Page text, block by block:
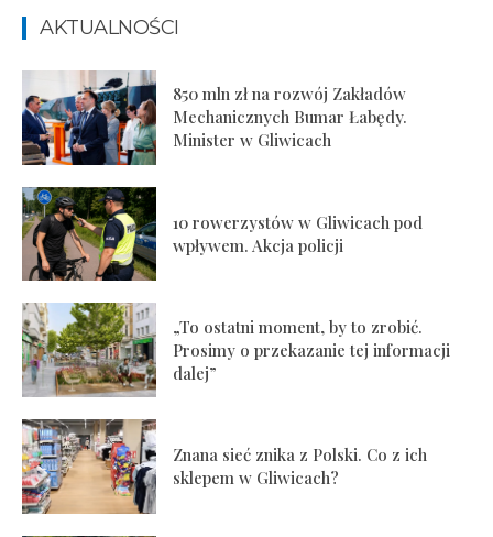
AKTUALNOŚCI
850 mln zł na rozwój Zakładów
Mechanicznych Bumar Łabędy.
Minister w Gliwicach
10 rowerzystów w Gliwicach pod
wpływem. Akcja policji
„To ostatni moment, by to zrobić.
Prosimy o przekazanie tej informacji
dalej”
Znana sieć znika z Polski. Co z ich
sklepem w Gliwicach?